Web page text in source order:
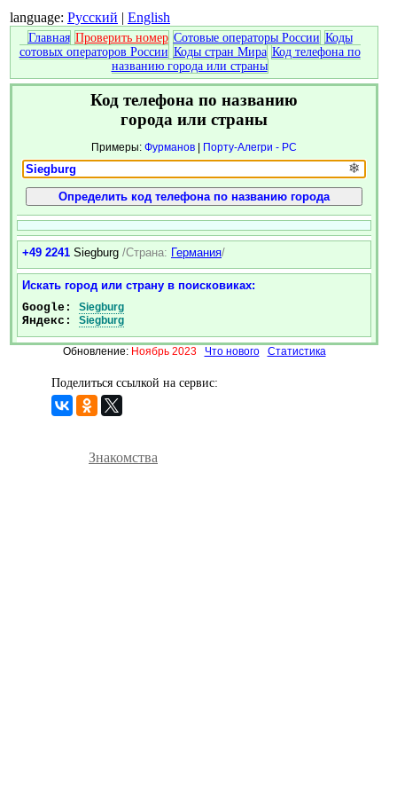
language: Русский | English
Главная Проверить номер Сотовые операторы России Коды
сотовых операторов России Коды стран Мира Код телефона по
названию города или страны
Код телефона по названию
города или страны
Примеры: Фурманов | Порту-Алегри - РС
❄
+49 2241 Siegburg /Страна: Германия/
Искать город или страну в поисковиках:
Google: Siegburg
Яндекс: Siegburg
Обновление: Ноябрь 2023 Что нового Статистика
Поделиться ссылкой на сервис:
Знакомства